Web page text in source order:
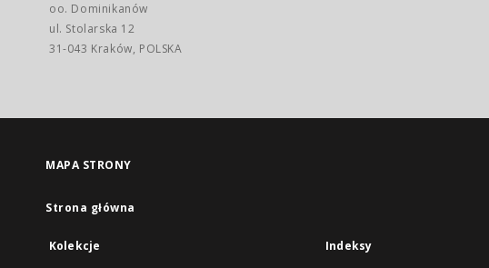
oo. Dominikanów
ul. Stolarska 12
31-043 Kraków, POLSKA
MAPA STRONY
Strona główna
Kolekcje Indeksy